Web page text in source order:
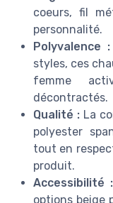
coeurs, fil
personnalité.
Polyvalence :
styles, ces
femme
décontractés.
Qualité :La
polyester
tout en
produit.
Accessibilité :
options beige